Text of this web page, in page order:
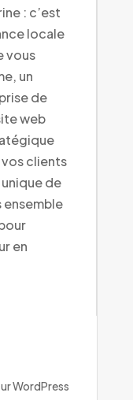
: c’est
locale
vous
un
de
web
clients
de
en
WordPress